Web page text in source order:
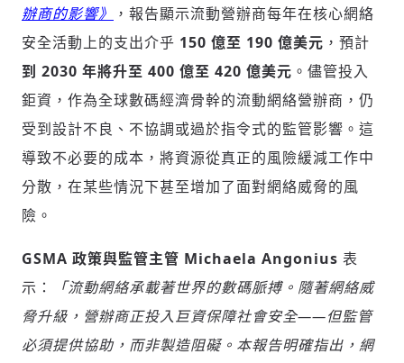
人文
辦商的影響》
，報告顯示流動營辦商每年在核心網絡
安全活動上的支出介乎 150 億至 190 億美元 ，預計
到 2030 年將升至 400 億至 420 億美元 。儘管投入
鉅資，作為全球數碼經濟骨幹的流動網絡營辦商，仍
受到設計不良、不協調或過於指令式的監管影響。這
導致不必要的成本，將資源從真正的風險緩減工作中
分散，在某些情況下甚至增加了面對網絡威脅的風
險。
GSMA 政策與監管主管 Michaela Angonius 表
示：
「流動網絡承載著世界的數碼脈搏。隨著網絡威
脅升級，營辦商正投入巨資保障社會安全——但監管
必須提供協助，而非製造阻礙。本報告明確指出，網